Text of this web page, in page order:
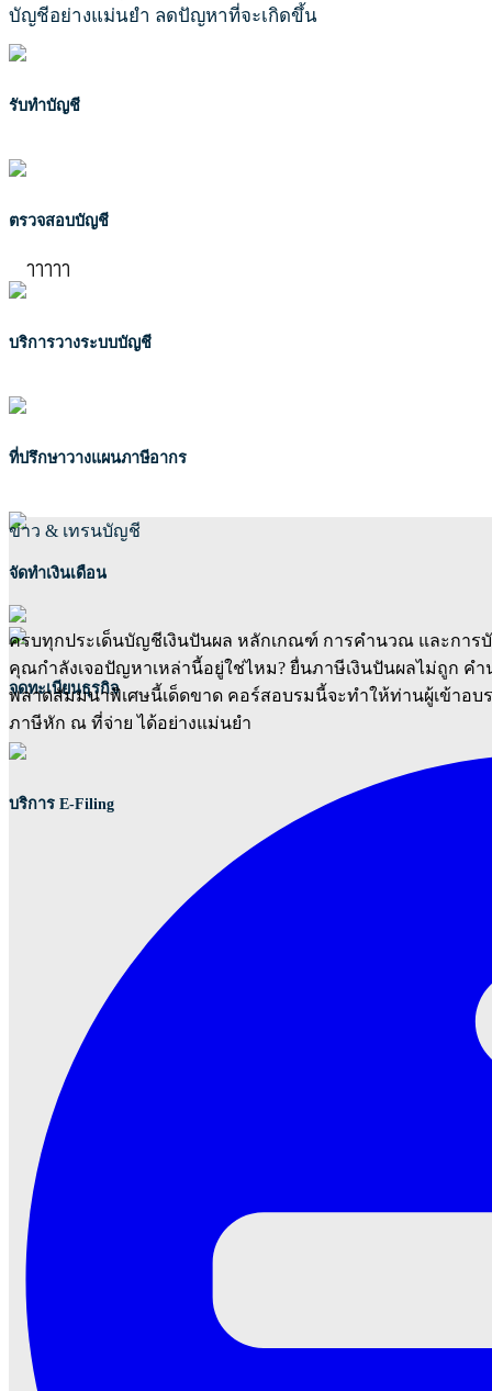
บัญชีอย่างแม่นยำ ลดปัญหาที่จะเกิดขึ้น
รับทำบัญชี
ตรวจสอบบัญชี
ๅๅๅๅๅ
บริการวางระบบบัญชี
ที่ปรึกษาวางแผนภาษีอากร
จัดทำเงินเดือน
จดทะเบียนธุรกิจ
บริการ E-Filing
ข่าว & เทรนบัญชี
ครบทุกประเด็นบัญชีเงินปันผล หลักเกณฑ์ การคำนวณ และกา
คุณกำลังเจอปัญหาเหล่านี้อยู่ใช่ไหม? ยื่นภาษีเงินปันผลไม่ถูก
พลาดสัมมนาพิเศษนี้เด็ดขาด คอร์สอบรมนี้จะทำให้ท่านผู้เข้าอบ
ภาษีหัก ณ ที่จ่าย ได้อย่างแม่นยำ